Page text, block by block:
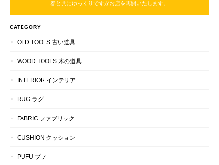
春と共にゆっくりですがお店を再開いたします。
CATEGORY
OLD TOOLS 古い道具
WOOD TOOLS 木の道具
INTERIOR インテリア
RUG ラグ
FABRIC ファブリック
CUSHION クッション
PUFU プフ